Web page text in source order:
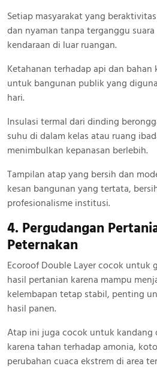
Setiap masyarakat yang
dan nyaman tanpa terganggu
kendaraan di luar ruangan.
Ketahanan terhadap api dan
untuk bangunan publik yang
hari.
Insulasi termal dari dinding
suhu di dalam kelas atau ruang
menimbulkan kepanasan berlebih.
Tampilan atap yang bersih dan
kesan bangunan yang tertata,
profesionalisme institusi.
4. Pergudangan
Peternakan
Ecoroof Double Layer cocok untuk
hasil pertanian karena mampu
kelembapan tetap stabil, penting
hasil panen.
Atap ini juga cocok untuk kandang
karena tahan terhadap amonia,
perubahan cuaca ekstrem di area